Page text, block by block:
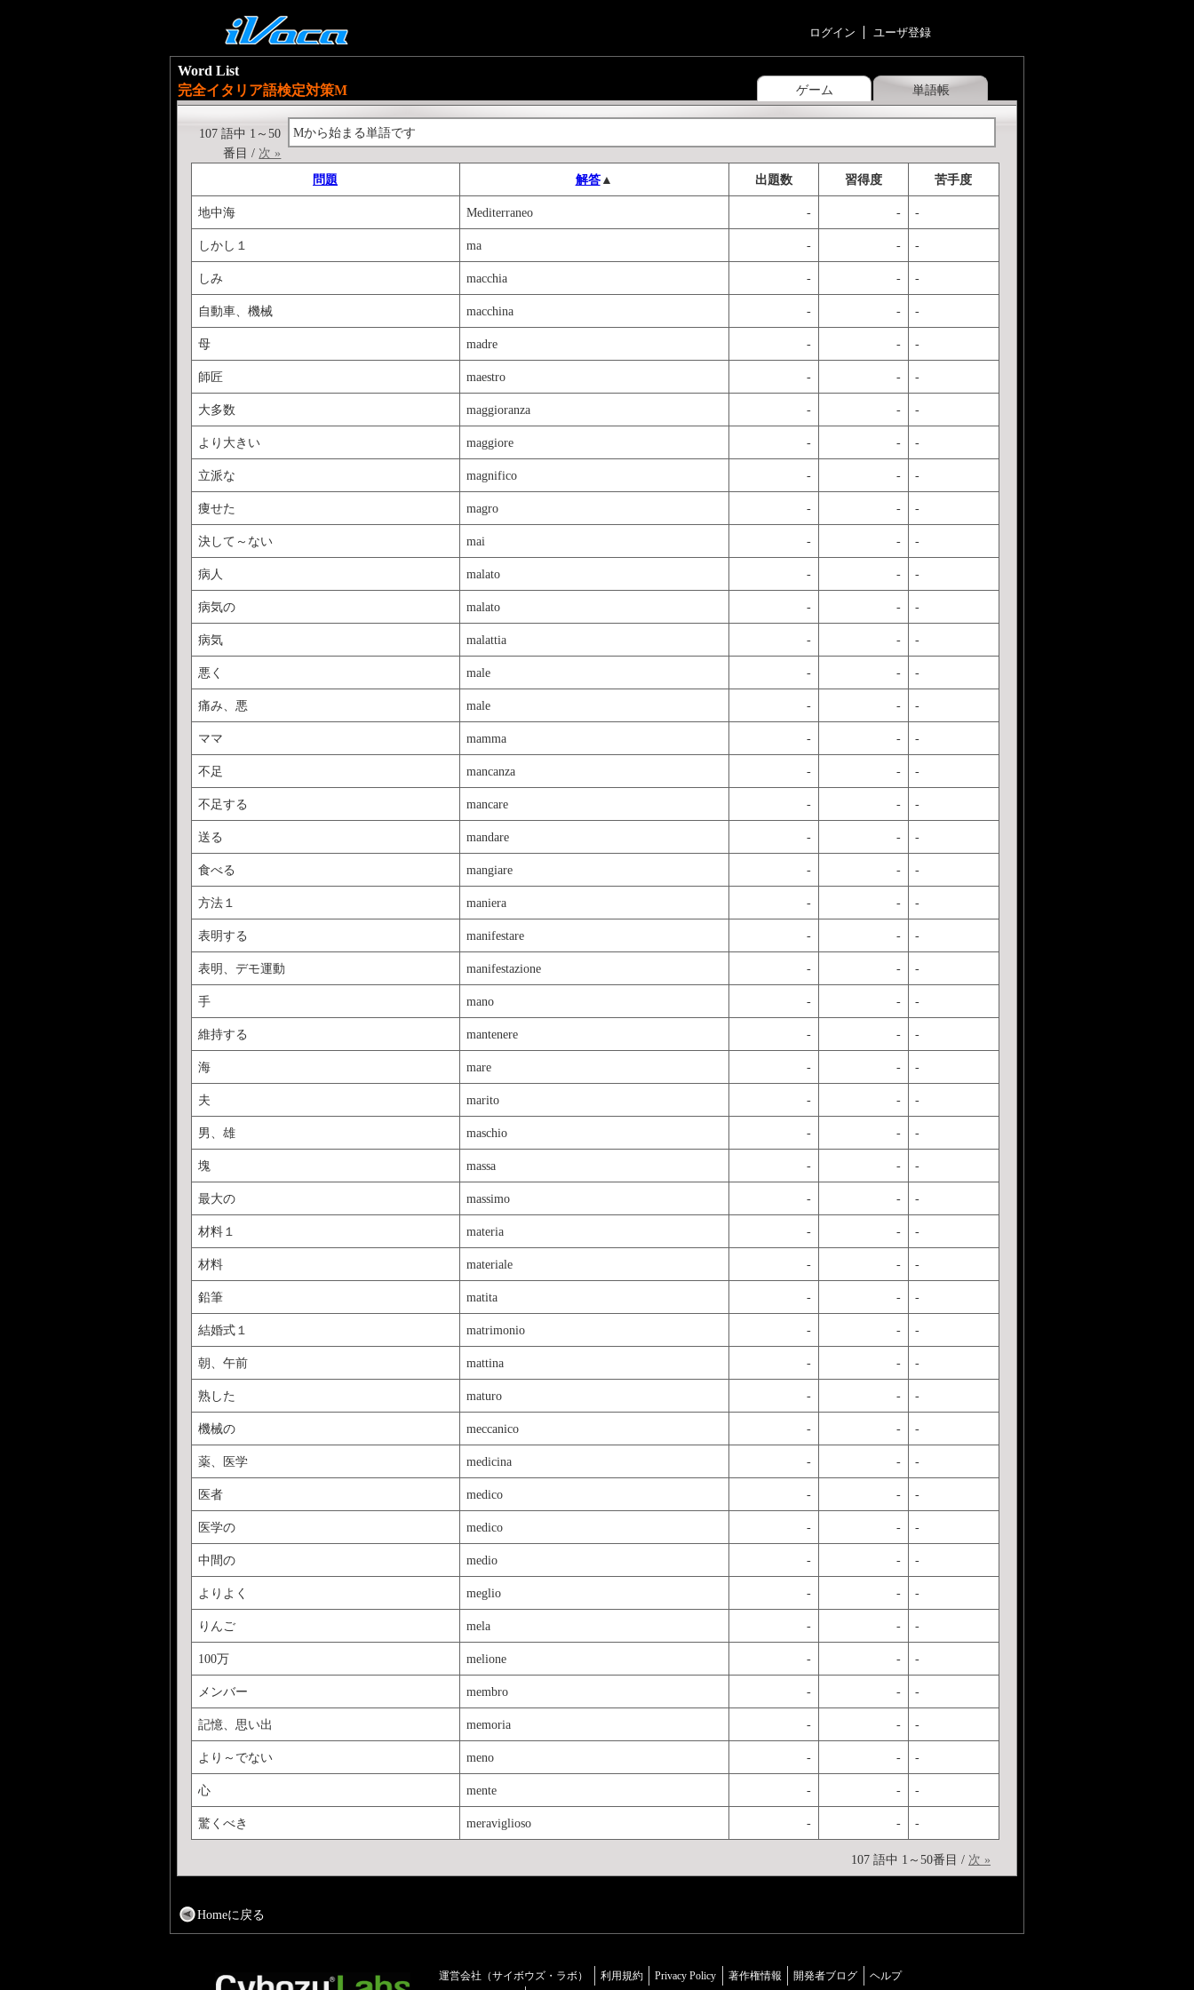
ログイン ユーザ登録
ゲーム 単語帳
Word List
完全イタリア語検定対策M
Mから始まる単語です
107 語中 1～50
番目 / 次 »
問題
解答▲ 出題数 習得度 苦手度
地中海 Mediterraneo - - -
しかし１ ma - - -
しみ macchia - - -
自動車、機械 macchina - - -
母 madre - - -
師匠 maestro - - -
大多数 maggioranza - - -
より大きい maggiore - - -
立派な magnifico - - -
痩せた magro - - -
決して～ない mai - - -
病人 malato - - -
病気の malato - - -
病気 malattia - - -
悪く male - - -
痛み、悪 male - - -
ママ mamma - - -
不足 mancanza - - -
不足する mancare - - -
送る mandare - - -
食べる mangiare - - -
方法１ maniera - - -
表明する manifestare - - -
表明、デモ運動 manifestazione - - -
手 mano - - -
維持する mantenere - - -
海 mare - - -
夫 marito - - -
男、雄 maschio - - -
塊 massa - - -
最大の massimo - - -
材料１ materia - - -
材料 materiale - - -
鉛筆 matita - - -
結婚式１ matrimonio - - -
朝、午前 mattina - - -
熟した maturo - - -
機械の meccanico - - -
薬、医学 medicina - - -
医者 medico - - -
医学の medico - - -
中間の medio - - -
よりよく meglio - - -
りんご mela - - -
100万 melione - - -
メンバー membro - - -
記憶、思い出 memoria - - -
より～でない meno - - -
心 mente - - -
驚くべき meraviglioso - - -
107 語中 1～50番目 / 次 »
Homeに戻る
運営会社（サイボウズ・ラボ） 利用規約 Privacy Policy 著作権情報 開発者ブログ ヘルプ